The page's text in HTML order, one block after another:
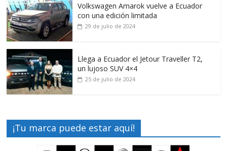
Volkswagen Amarok vuelve a Ecuador
con una edición limitada
29 de julio de 2024
Llega a Ecuador el Jetour Traveller T2,
un lujoso SUV 4×4
25 de julio de 2024
¡Tu marca puede estar aquí!